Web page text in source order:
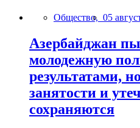
Общество, 05
Азербайджан
молодежную
результатами,
занятости и
сохраняются